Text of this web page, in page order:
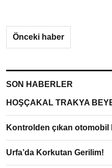
Önceki haber
SON HABERLER
HOŞÇAKAL TRAKYA
Kontrolden çıkan otomobil
Urfa’da Korkutan Gerilim!